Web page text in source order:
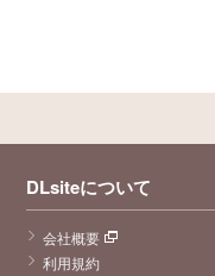
DLsiteについて
会社概要
利用規約